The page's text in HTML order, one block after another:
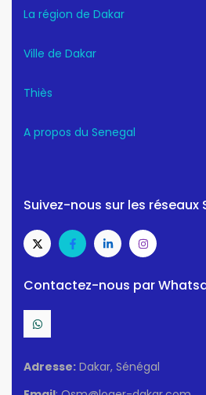
La région de Dakar
Ville de Dakar
Thiès
A propos du Senegal
Suivez-nous sur les réseaux
Contactez-nous par
Adresse: Dakar, Sénégal